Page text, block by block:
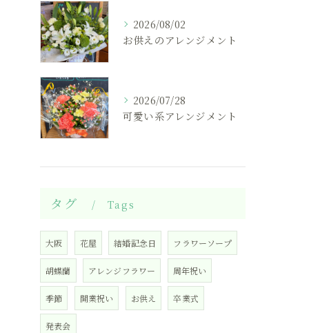
2026/08/02
お供えのアレンジメント
2026/07/28
可愛い系アレンジメント
タグ Tags
大阪 花屋 結婚記念日 フラワーソープ
胡蝶蘭 アレンジフラワー 周年祝い
季節 開業祝い お供え 卒業式
発表会